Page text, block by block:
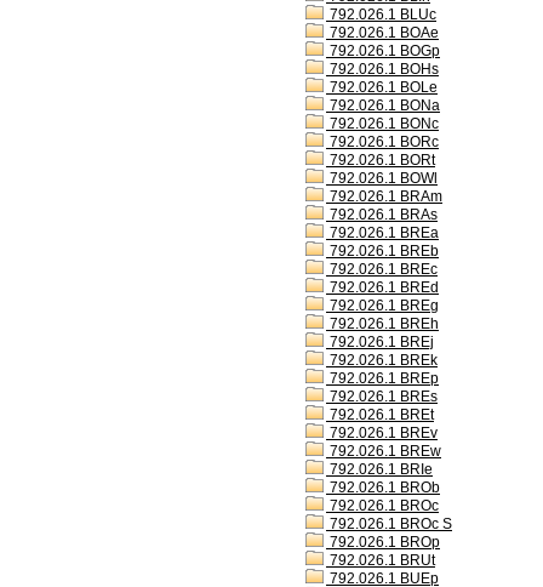
792.026.1 BLUc
792.026.1 BOAe
792.026.1 BOGp
792.026.1 BOHs
792.026.1 BOLe
792.026.1 BONa
792.026.1 BONc
792.026.1 BORc
792.026.1 BORt
792.026.1 BOWl
792.026.1 BRAm
792.026.1 BRAs
792.026.1 BREa
792.026.1 BREb
792.026.1 BREc
792.026.1 BREd
792.026.1 BREg
792.026.1 BREh
792.026.1 BREj
792.026.1 BREk
792.026.1 BREp
792.026.1 BREs
792.026.1 BREt
792.026.1 BREv
792.026.1 BREw
792.026.1 BRIe
792.026.1 BROb
792.026.1 BROc
792.026.1 BROc S
792.026.1 BROp
792.026.1 BRUt
792.026.1 BUEp